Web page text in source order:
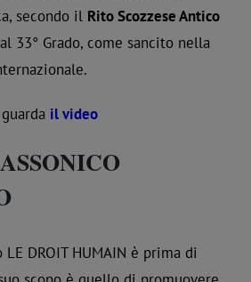
secondo il Rito Scozzese Antico
33° Grado, come sancito nella
il video
LE DROIT HUMAIN è prima di